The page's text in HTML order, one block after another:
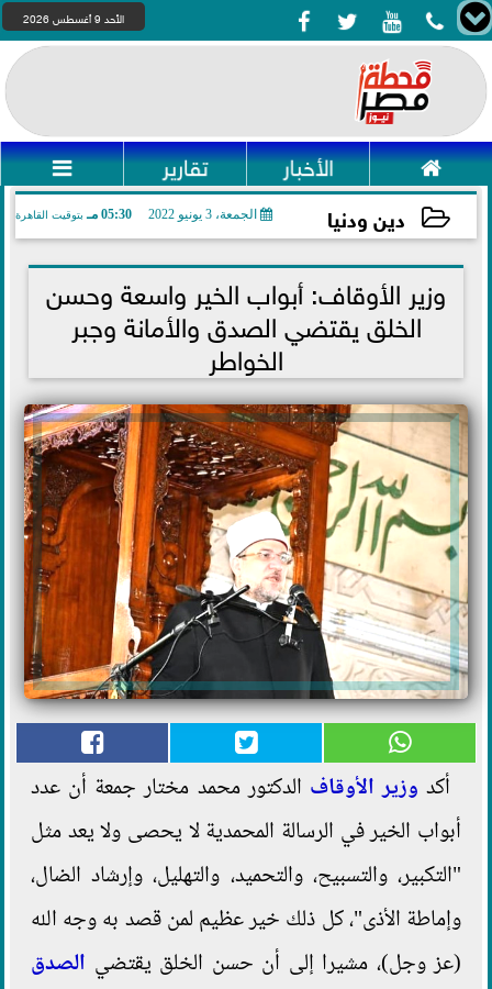
    الأحد 9 أغسطس 2026
 الأخبار تقارير 
دين ودنيا الجمعة، 3 يونيو 2022 05:30 مـ بتوقيت القاهرة
2022-06-03 17:30:45
وزير الأوقاف: أبواب الخير واسعة وحسن
الخلق يقتضي الصدق والأمانة وجبر
الخواطر
أكد وزير الأوقاف الدكتور محمد مختار جمعة أن عدد
أبواب الخير في الرسالة المحمدية لا يحصى ولا يعد مثل
"التكبير، والتسبيح، والتحميد، والتهليل، وإرشاد الضال،
وإماطة الأذى"، كل ذلك خير عظيم لمن قصد به وجه الله
(عز وجل)، مشيرا إلى أن حسن الخلق يقتضي الصدق